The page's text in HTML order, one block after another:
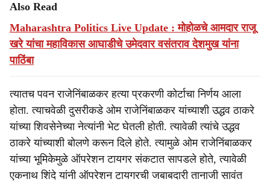
Also Read
Maharashtra Politics Live Update : मोहोळचे आमदार राजू
खरे यांचा महाविकास आघाडीचे उमेदवार वसंतराव देशमुख यांना
पाठिंबा
त्यातच पवन राजेनिंबाळकर हत्या प्रकरणी कोर्टाचा निर्णय आला
होता. त्याचवेळी दुसरीकडे ओम राजेनिंबाळकर यांच्याशी उद्धव ठाकरे
यांच्या शिवसेनेच्या नेत्यांनी भेट घेतली होती. त्यावेळी त्यांचे उद्धव
ठाकरे यांच्याशी बोलणे करून दिले होते. त्यामुळे ओम राजेनिंबाळकर
यांच्या भूमिकेमुळे ऑपरेशन टायगर संकटात सापडले होते, त्यावेळी
एकनाथ शिंदे यांनी ऑपरेशन टायगरची जबाबदारी तानाजी सावंत